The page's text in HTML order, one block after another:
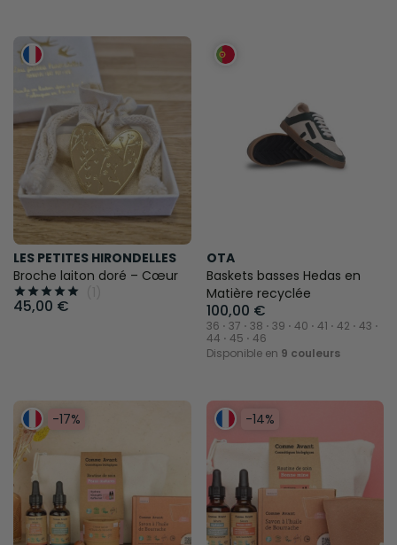
LES PETITES HIRONDELLES
Broche laiton doré – Cœur
    
45,00 €
OTA
Baskets basses Hedas en
Matière recyclée
100,00 €
36 ⋅ 37 ⋅ 38 ⋅ 39 ⋅ 40 ⋅ 41 ⋅ 42 ⋅ 43 ⋅
44 ⋅ 45 ⋅ 46
Disponible en 9 couleurs
-17% -14%